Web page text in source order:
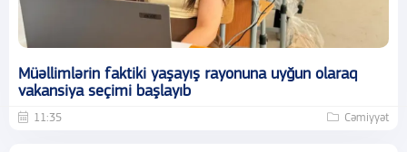
Müəllimlərin faktiki yaşayış rayonuna uyğun olaraq
vakansiya seçimi başlayıb
11:35 Cəmiyyət